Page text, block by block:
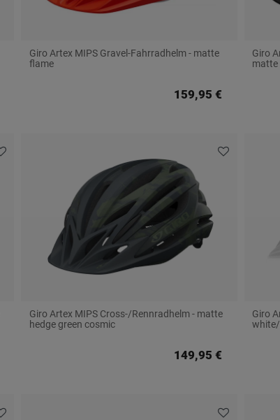
Giro Artex MIPS Gravel-Fahrradhelm - matte
flame
159,95 €
Giro
matte
Giro Artex MIPS Cross-/Rennradhelm - matte
hedge green cosmic
149,95 €
Giro